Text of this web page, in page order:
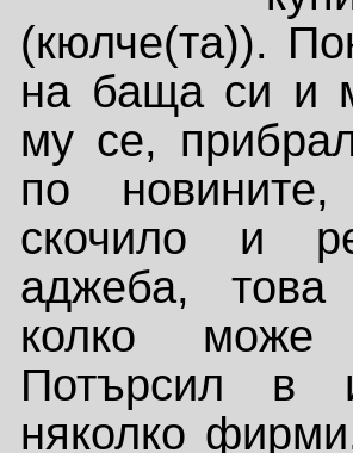
(кюлче(та)).
на баща си и
му се,
по
скочило и
аджеба, това
колко
Потърсил в
няколко